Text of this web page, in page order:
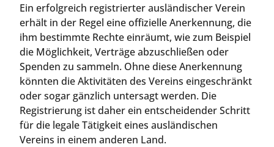
Ein erfolgreich registrierter ausländischer Verein
erhält in der Regel eine offizielle Anerkennung, die
ihm bestimmte Rechte einräumt, wie zum Beispiel
die Möglichkeit, Verträge abzuschließen oder
Spenden zu sammeln. Ohne diese Anerkennung
könnten die Aktivitäten des Vereins eingeschränkt
oder sogar gänzlich untersagt werden. Die
Registrierung ist daher ein entscheidender Schritt
für die legale Tätigkeit eines ausländischen
Vereins in einem anderen Land.